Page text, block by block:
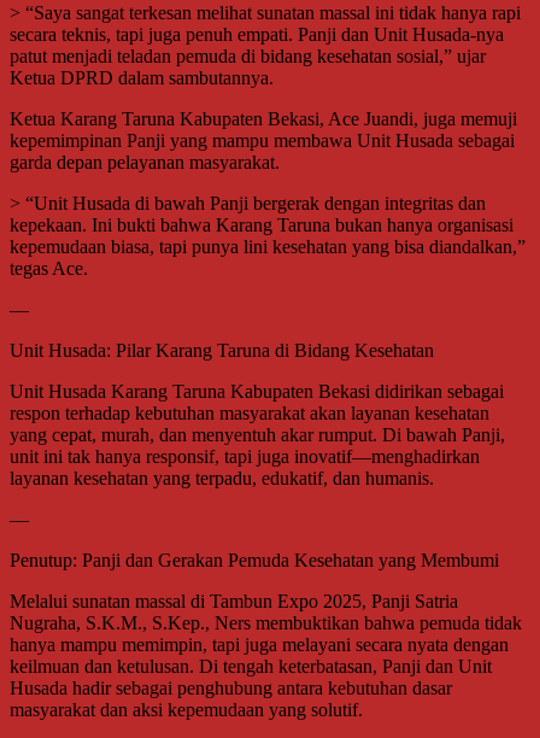
> “Saya sangat terkesan melihat sunatan massal ini tidak hanya rapi
secara teknis, tapi juga penuh empati. Panji dan Unit Husada-nya
patut menjadi teladan pemuda di bidang kesehatan sosial,” ujar
Ketua DPRD dalam sambutannya.
Ketua Karang Taruna Kabupaten Bekasi, Ace Juandi, juga memuji
kepemimpinan Panji yang mampu membawa Unit Husada sebagai
garda depan pelayanan masyarakat.
> “Unit Husada di bawah Panji bergerak dengan integritas dan
kepekaan. Ini bukti bahwa Karang Taruna bukan hanya organisasi
kepemudaan biasa, tapi punya lini kesehatan yang bisa diandalkan,”
tegas Ace.
—
Unit Husada: Pilar Karang Taruna di Bidang Kesehatan
Unit Husada Karang Taruna Kabupaten Bekasi didirikan sebagai
respon terhadap kebutuhan masyarakat akan layanan kesehatan
yang cepat, murah, dan menyentuh akar rumput. Di bawah Panji,
unit ini tak hanya responsif, tapi juga inovatif—menghadirkan
layanan kesehatan yang terpadu, edukatif, dan humanis.
—
Penutup: Panji dan Gerakan Pemuda Kesehatan yang Membumi
Melalui sunatan massal di Tambun Expo 2025, Panji Satria
Nugraha, S.K.M., S.Kep., Ners membuktikan bahwa pemuda tidak
hanya mampu memimpin, tapi juga melayani secara nyata dengan
keilmuan dan ketulusan. Di tengah keterbatasan, Panji dan Unit
Husada hadir sebagai penghubung antara kebutuhan dasar
masyarakat dan aksi kepemudaan yang solutif.